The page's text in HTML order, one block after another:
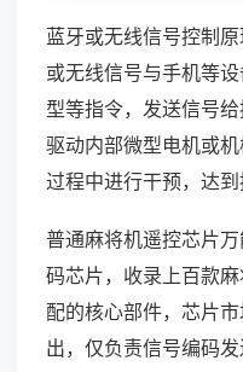
蓝牙或无线信号控制
或无线信号与手机等
型等指令，发送信号
驱动内部微型电机或
过程中进行干预，达到
普通麻将机遥控芯片
码芯片，收录上百款
配的核心部件，芯片
出，仅负责信号编码